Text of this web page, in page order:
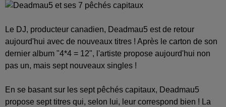
Le DJ, producteur canadien, Deadmau5 est de retour
aujourd'hui avec de nouveaux titres ! Après le carton de son
dernier album "4*4 = 12", l'artiste propose aujourd'hui non
pas un, mais sept nouveaux singles !
En se basant sur les sept pêchés capitaux, Deadmau5
propose sept titres qui, selon lui, leur correspond bien ! La